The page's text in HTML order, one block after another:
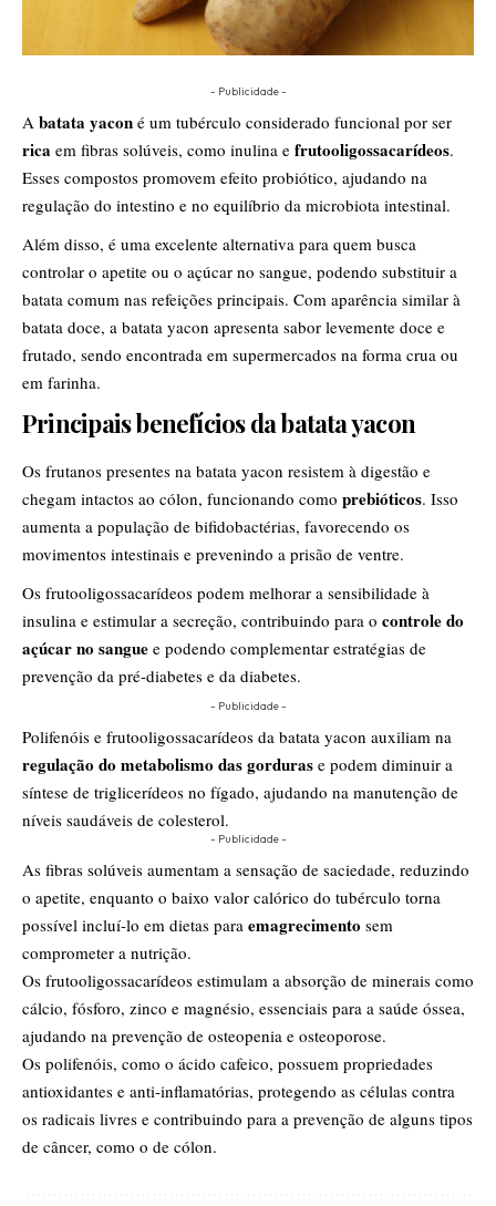
- Publicidade -
A batata yacon é um tubérculo considerado funcional por ser
rica em fibras solúveis, como inulina e frutooligossacarídeos.
Esses compostos promovem efeito probiótico, ajudando na
regulação do intestino e no equilíbrio da microbiota intestinal.
Além disso, é uma excelente alternativa para quem busca
controlar o apetite ou o açúcar no sangue, podendo substituir a
batata comum nas refeições principais. Com aparência similar à
batata doce, a batata yacon apresenta sabor levemente doce e
frutado, sendo encontrada em supermercados na forma crua ou
em farinha.
Principais benefícios da batata yacon
Os frutanos presentes na batata yacon resistem à digestão e
chegam intactos ao cólon, funcionando como prebióticos. Isso
aumenta a população de bifidobactérias, favorecendo os
movimentos intestinais e prevenindo a prisão de ventre.
Os frutooligossacarídeos podem melhorar a sensibilidade à
insulina e estimular a secreção, contribuindo para o controle do
açúcar no sangue e podendo complementar estratégias de
prevenção da pré-diabetes e da diabetes.
- Publicidade -
Polifenóis e frutooligossacarídeos da batata yacon auxiliam na
regulação do metabolismo das gorduras e podem diminuir a
síntese de triglicerídeos no fígado, ajudando na manutenção de
níveis saudáveis de colesterol.
- Publicidade -
As fibras solúveis aumentam a sensação de saciedade, reduzindo
o apetite, enquanto o baixo valor calórico do tubérculo torna
possível incluí-lo em dietas para emagrecimento sem
comprometer a nutrição.
Os frutooligossacarídeos estimulam a absorção de minerais como
cálcio, fósforo, zinco e magnésio, essenciais para a saúde óssea,
ajudando na prevenção de osteopenia e osteoporose.
Os polifenóis, como o ácido cafeico, possuem propriedades
antioxidantes e anti-inflamatórias, protegendo as células contra
os radicais livres e contribuindo para a prevenção de alguns tipos
de câncer, como o de cólon.